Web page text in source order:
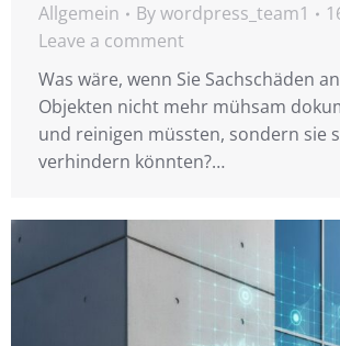
Allgemein Bywordpress_team1
Leave a comment
Was wäre, wenn Sie Sachschäden
Objekten nicht mehr mühsam
und reinigen müssten, sondern sie
verhindern könnten?…